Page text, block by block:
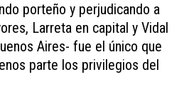
porteño y perjudicando a
Larreta en capital y Vidal
Aires- fue el único que
parte los privilegios del